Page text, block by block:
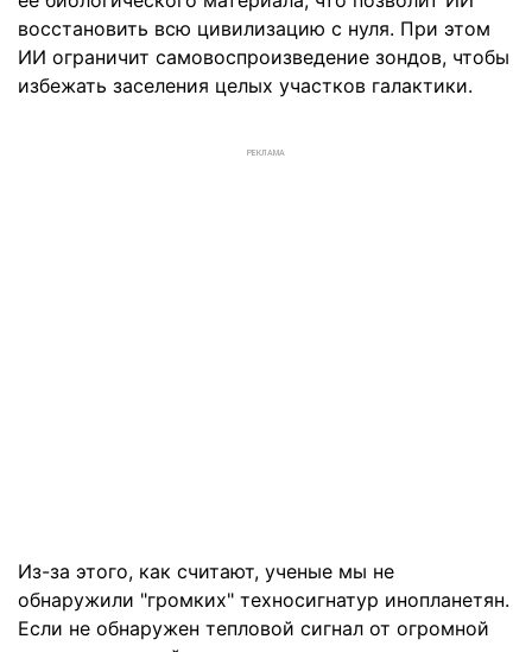
восстановить всю цивилизацию с нуля. При этом
ИИ ограничит самовоспроизведение зондов, чтобы
избежать заселения целых участков галактики.
РЕКЛАМА
Из-за этого, как считают, ученые мы не
обнаружили "громких" техносигнатур инопланетян.
Если не обнаружен тепловой сигнал от огромной